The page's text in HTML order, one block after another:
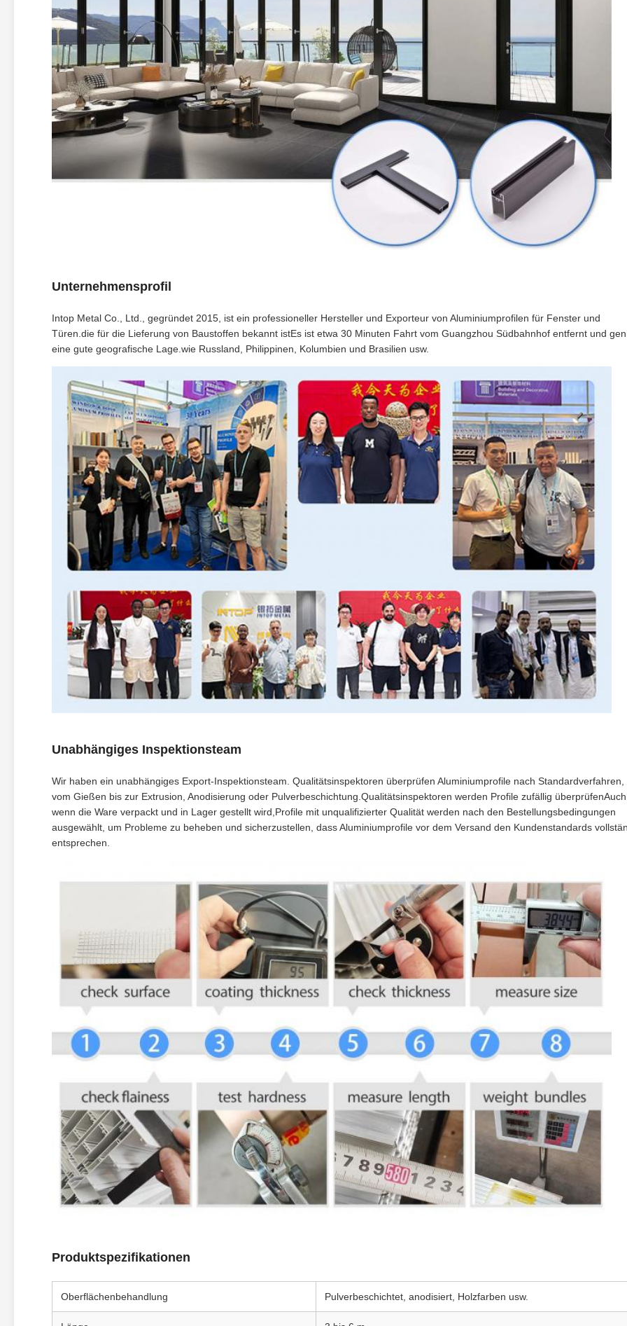
Unternehmensprofil
Intop Metal Co., Ltd., gegründet 2015, ist ein professioneller Hersteller und Exporteur von Aluminiumprofilen für Fenster und
Türen.die für die Lieferung von Baustoffen bekannt istEs ist etwa 30 Minuten Fahrt vom Guangzhou Südbahnhof entfernt und
eine gute geografische Lage.wie Russland, Philippinen, Kolumbien und Brasilien usw.
Unabhängiges Inspektionsteam
Wir haben ein unabhängiges Export-Inspektionsteam. Qualitätsinspektoren überprüfen Aluminiumprofile nach Standardverfahren,
vom Gießen bis zur Extrusion, Anodisierung oder Pulverbeschichtung.Qualitätsinspektoren werden Profile zufällig überprüfenAuch
wenn die Ware verpackt und in Lager gestellt wird,Profile mit unqualifizierter Qualität werden nach den Bestellungsbedingungen
ausgewählt, um Probleme zu beheben und sicherzustellen, dass Aluminiumprofile vor dem Versand den Kundenstandards
entsprechen.
Produktspezifikationen
Oberflächenbehandlung Pulverbeschichtet, anodisiert, Holzfarben usw.